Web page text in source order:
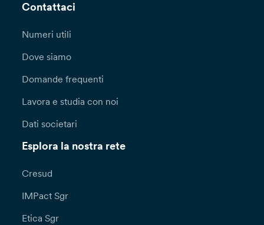
Contattaci
Numeri utili
Dove siamo
Domande frequenti
Lavora e studia con noi
Dati societari
Esplora la nostra rete
Cresud
IMPact Sgr
Etica Sgr